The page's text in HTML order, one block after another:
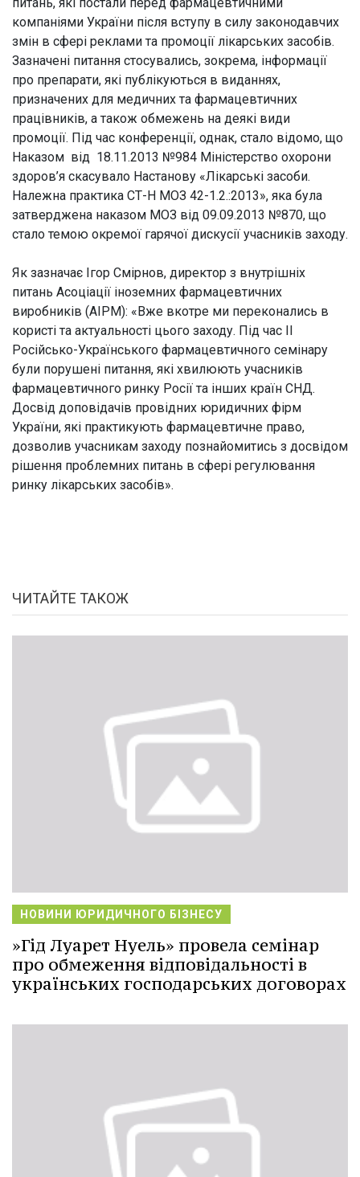
компаніями України після вступу в силу законодавчих
змін в сфері реклами та промоції лікарських засобів.
Зазначені питання стосувались, зокрема, інформації
про препарати, які публікуються в виданнях,
призначених для медичних та фармацевтичних
працівників, а також обмежень на деякі види
промоції. Під час конференції, однак, стало відомо, що
Наказом від 18.11.2013 №984 Міністерство охорони
здоров’я скасувало Настанову «Лікарські засоби.
Належна практика СТ-Н МОЗ 42-1.2.:2013», яка була
затверджена наказом МОЗ від 09.09.2013 №870, що
стало темою окремої гарячої дискусії учасників заходу.
Як зазначає Ігор Смірнов, директор з внутрішніх
питань Асоціації іноземних фармацевтичних
виробників (AIPM): «Вже вкотре ми переконались в
користі та актуальності цього заходу. Під час ІІ
Російсько-Українського фармацевтичного семінару
були порушені питання, які хвилюють учасників
фармацевтичного ринку Росії та інших країн СНД.
Досвід доповідачів провідних юридичних фірм
України, які практикують фармацевтичне право,
дозволив учасникам заходу познайомитись з досвідом
рішення проблемних питань в сфері регулювання
ринку лікарських засобів».
ЧИТАЙТЕ ТАКОЖ
НОВИНИ ЮРИДИЧНОГО БІЗНЕСУ
»Гід Луарет Нуель» провела семінар
про обмеження відповідальності в
українських господарських договорах